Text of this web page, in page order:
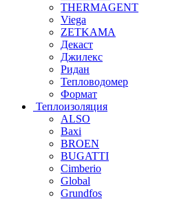
THERMAGENT
Viega
ZETKAMA
Декаст
Джилекс
Ридан
Тепловодомер
Формат
Теплоизоляция
ALSO
Baxi
BROEN
BUGATTI
Cimberio
Global
Grundfos